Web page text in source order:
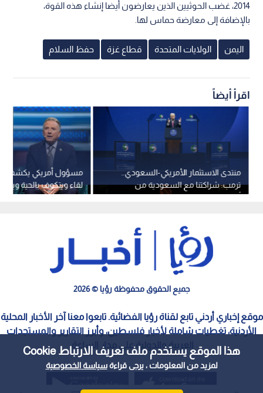
هذا الموقع يستخدم ملف تعريف الارتباط Cookie
لمزيد من المعلومات ، يرجى قراءةسياسة الخصوصية
2014، غضب الحوثيين الذين يعارضون أيضا إنشاء هذه القوة،
بالإضافة إلى معارضة حماس لها.
اليمن الولايات المتحدة قطاع غزة حفظ السلام
اقرأ أيضاً
مسؤول أمريكي يكشف
لقاء ويتكوف بالحية
ضغوط من الاحتلال
منتدى الاستثمار الأمريكي-السعودي..
ترمب: شراكتنا مع السعودية من
أقوى التحالفات ووقعنا صفقات بـ 270
جميع الحقوق محفوظة رؤيا © 2026
موقع إخباري أردني تابع لقناة رؤيا الفضائية. تابعوا معنا آخر الأخبار المحلية
الأردنية، تغطيات شاملة لأخبار فلسطين، وأبرز التقارير والمستجدات
العربية والدولية على مدار الساعة.